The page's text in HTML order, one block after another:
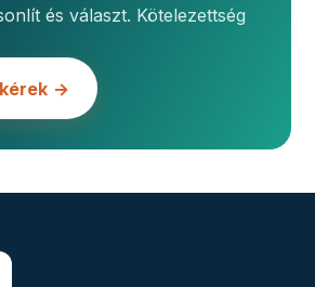
és választ. Kötelezettség
→